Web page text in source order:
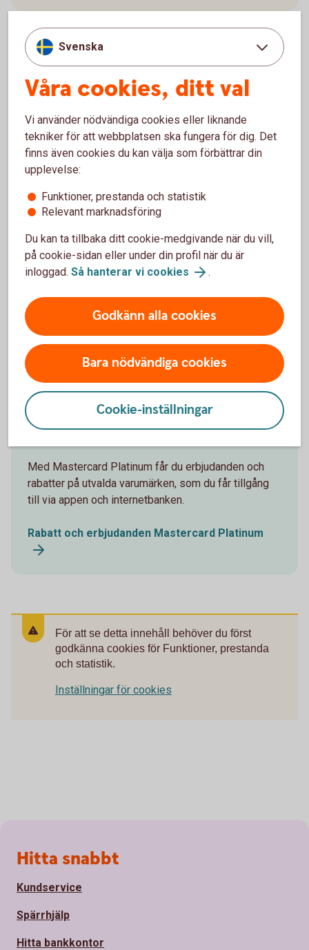
Villkor
Specialerbjudanden från
samarbetspartners
Rabatt och erbjudanden Mastercard
Guld
Med Mastercard Guld får du erbjudanden och
rabatter på utvalda varumärken, som du får tillgång
till via appen och internetbanken.
Rabatt och erbjudanden Mastercard Guld
Rabatt och erbjudanden Mastercard
Med Mastercard Platinum får du erbjudanden och
rabatter på utvalda varumärken, som du får tillgång
till via appen och internetbanken.
Rabatt och erbjudanden Mastercard Platinum
För att se detta innehåll behöver du först
godkänna cookies för Funktioner, prestanda
och statistik.
Inställningar för cookies
Svenska
Våra cookies, ditt val
Vi använder nödvändiga cookies eller liknande
tekniker för att webbplatsen ska fungera för dig. Det
finns även cookies du kan välja som förbättrar din
upplevelse:
Funktioner, prestanda och statistik
Relevant marknadsföring
Du kan ta tillbaka ditt cookie-medgivande när du vill,
på cookie-sidan eller under din profil när du är
inloggad. Så hanterar vi cookies .
Godkänn alla cookies
Bara nödvändiga cookies
Cookie-inställningar
Sidfot
Hitta snabbt
Kundservice
Spärrhjälp
Hitta bankkontor